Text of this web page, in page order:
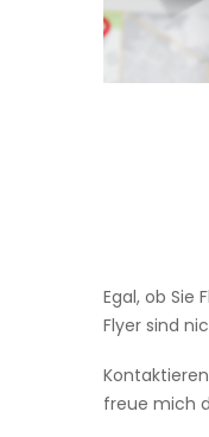
Egal, ob Sie
Flyer sind
freue mich